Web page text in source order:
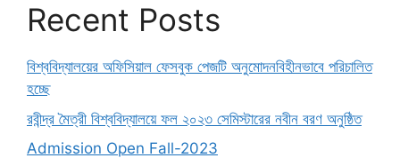
Recent Posts
বিশ্ববিদ্যালয়ের অফিসিয়াল ফেসবুক পেজটি অনুমোদনবিহীনভাবে পরিচালিত
হচ্ছে
রবীন্দ্র মৈত্রী বিশ্ববিদ্যালয়ে ফল ২০২৩ সেমিস্টারের নবীন বরণ অনুষ্ঠিত
Admission Open Fall-2023